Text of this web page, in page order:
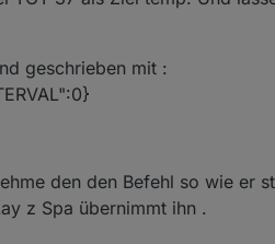
geschrieben mit :
den den Befehl so wie er
z Spa übernimmt ihn .